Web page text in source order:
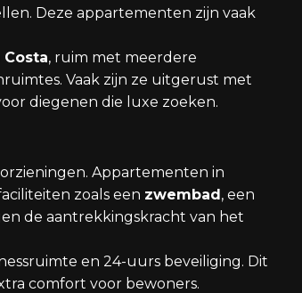
Deze appartementen zijn vaak
, ruim met meerdere
Vaak zijn ze uitgerust met
diegenen die luxe zoeken.
Appartementen in
zoals een zwembad, een
de aantrekkingskracht van het
en 24-uurs beveiliging. Dit
comfort voor bewoners.